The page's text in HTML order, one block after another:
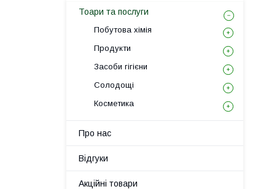
Тоари та послуги
Побутова хімія
Продукти
Засоби гігієни
Солодощі
Косметика
Про нас
Відгуки
Акційні товари